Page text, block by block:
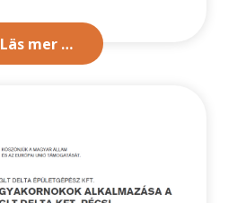
Läs mer …